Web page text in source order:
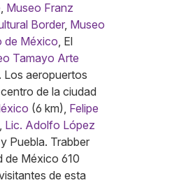
, Museo Franz
Border, Museo
de México, El
Tamayo Arte
. Los aeropuertos
de la ciudad
(6 km), Felipe
Lic. Adolfo López
Puebla. Trabber
de México 610
de esta